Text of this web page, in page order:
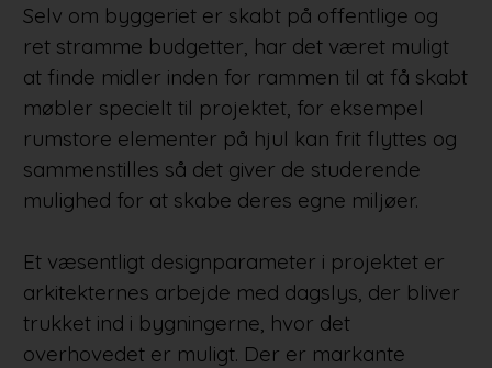
Selv om byggeriet er skabt på offentlige og
ret stramme budgetter, har det været muligt
at finde midler inden for rammen til at få skabt
møbler specielt til projektet, for eksempel
rumstore elementer på hjul kan frit flyttes og
sammenstilles så det giver de studerende
mulighed for at skabe deres egne miljøer.
Et væsentligt designparameter i projektet er
arkitekternes arbejde med dagslys, der bliver
trukket ind i bygningerne, hvor det
overhovedet er muligt. Der er markante